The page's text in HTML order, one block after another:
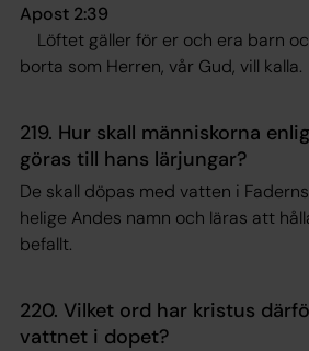
Apost 2:39
Löftet gäller för er och era barn
borta som Herren, vår Gud, vill kalla.
219. Hur skall människorna
göras till hans lärjungar?
De skall döpas med vatten i
helige Andes namn och läras att
befallt.
220. Vilket ord har kristus
vattnet i dopet?